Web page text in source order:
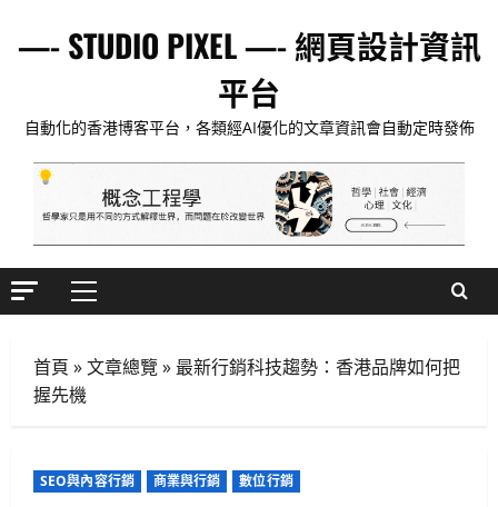
—- STUDIO PIXEL —- 網頁設計資訊
平台
自動化的香港博客平台，各類經AI優化的文章資訊會自動定時發佈
Primary
首頁 »文章總覽» 最新行銷科技趨勢：香港品牌如何把
握先機
SEO與內容行銷 商業與行銷 數位行銷